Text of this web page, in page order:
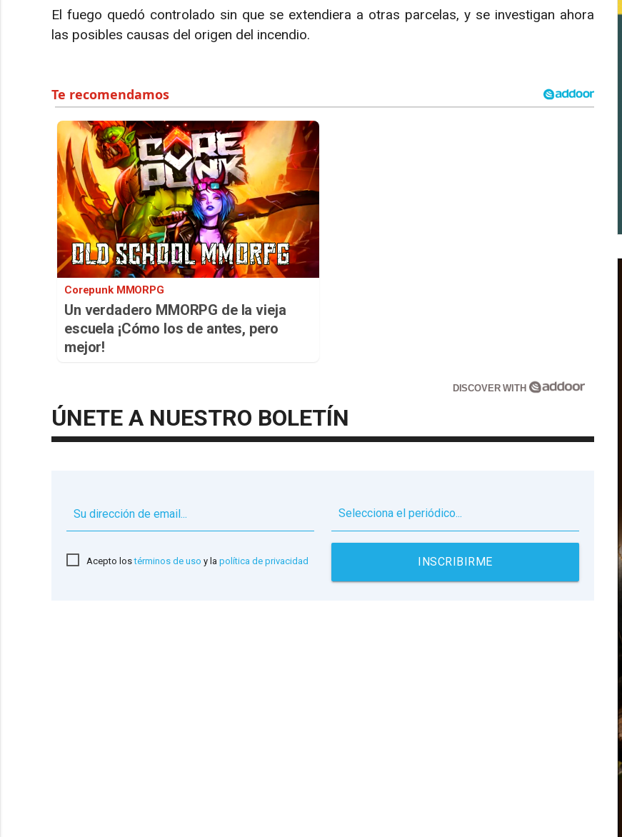
El fuego quedó controlado sin que se extendiera a otras parcelas, y se investigan ahora
las posibles causas del origen del incendio.
Corepunk MMORPG
Un verdadero MMORPG de la vieja
escuela ¡Cómo los de antes, pero
mejor!
DISCOVER WITH
ÚNETE A NUESTRO BOLETÍN
Acepto lostérminos de uso y la política de privacidad INSCRIBIRME